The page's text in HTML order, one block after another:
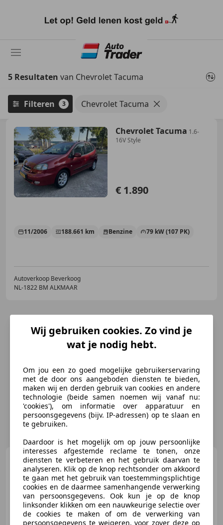
naar
5 Resultaten van Chevrolet Tacuma
Filteren 3 Chevrolet Tacuma
Chevrolet Tacuma 1.6-
16V Style
€ 1.890
11/2006 188.661 km Benzine 79 kW (107 PK)
Autoverkoop Beverkoog
NL-1822 BM ALKMAAR
Chevrolet Tacuma1.6-
16V Spirit
€ 1.000
Wij gebruiken cookies. Zo vind je
wat je nodig hebt.
Om jou een zo goed mogelijke gebruikerservaring
met de door ons aangeboden diensten te bieden,
maken wij en derden gebruik van cookies en andere
technologie (beide samen noemen wij vanaf nu:
'cookies'), om informatie over apparatuur en
persoonsgegevens (bijv. IP-adressen) op te slaan en
te gebruiken.
Daardoor is het mogelijk om op jouw persoonlijke
interesses afgestemde reclame te tonen, onze
diensten te verbeteren en het gebruik daarvan te
analyseren. Klik op de knop rechtsonder om akkoord
te gaan met het gebruik van toestemmingsplichtige
cookies en de daarmee samenhangende verwerking
van persoonsgegevens. Ook kun je op de knop
linksonder klikken om een nauwkeurige selectie over
de cookies te maken of om de verwerking van
persoonsgegevens te weigeren, voor zover deze op